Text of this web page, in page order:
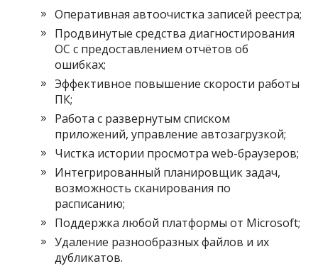
Оперативная автоочистка записей реестра;
Продвинутые средства диагностирования
ОС с предоставлением отчётов об
ошибках;
Эффективное повышение скорости работы
ПК;
Работа с развернутым списком
приложений, управление автозагрузкой;
Чистка истории просмотра web-браузеров;
Интегрированный планировщик задач,
возможность сканирования по
расписанию;
Поддержка любой платформы от Microsoft;
Удаление разнообразных файлов и их
дубликатов.